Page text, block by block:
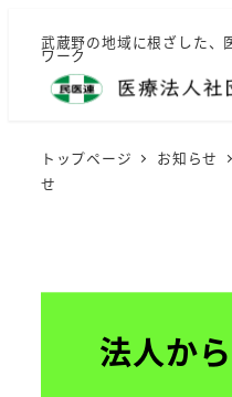
武蔵野の地域に根ざした、
ワーク
トップページ お知らせ
せ
法人か